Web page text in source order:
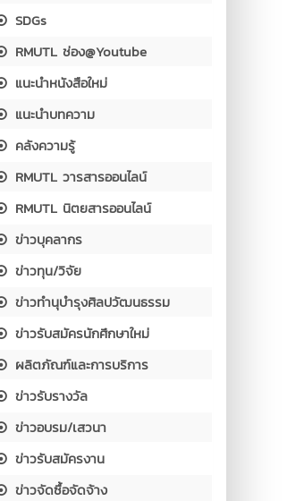
SDGs
RMUTL ช่อง@Youtube
แนะนำหนังสือใหม่
แนะนำบทความ
คลังความรู้
RMUTL วารสารออนไลน์
RMUTL นิตยสารออนไลน์
ข่าวบุคลากร
ข่าวทุน/วิจัย
ข่าวทำนุบำรุงศิลปวัฒนธรรม
ข่าวรับสมัครนักศึกษาใหม่
ผลิตภัณฑ์และการบริการ
ข่าวรับรางวัล
ข่าวอบรม/เสวนา
ข่าวรับสมัครงาน
ข่าวจัดซื้อจัดจ้าง